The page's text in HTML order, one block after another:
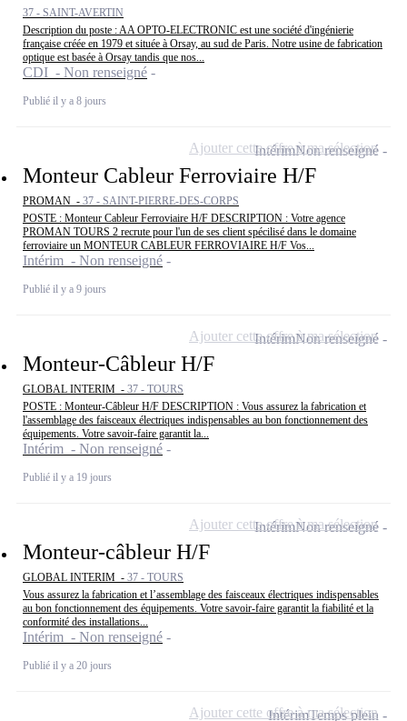
37 - SAINT-AVERTIN
Description du poste : AA OPTO-ELECTRONIC est une société d'ingénierie
française créée en 1979 et située à Orsay, au sud de Paris. Notre usine de fabrication
optique est basée à Orsay tandis que nos...
CDI - Non renseigné
Publié il y a 8 jours
Monteur Cableur Ferroviaire H/F
PROMAN - 37 - SAINT-PIERRE-DES-CORPS
POSTE : Monteur Cableur Ferroviaire H/F DESCRIPTION : Votre agence
PROMAN TOURS 2 recrute pour l'un de ses client spécilisé dans le domaine
ferroviaire un MONTEUR CABLEUR FERROVIAIRE H/F Vos...
Intérim - Non renseigné
Publié il y a 9 jours
IntérimNon renseigné
Ajouter cette offre à ma sélection
Monteur-Câbleur H/F
GLOBAL INTERIM - 37 - TOURS
POSTE : Monteur-Câbleur H/F DESCRIPTION : Vous assurez la fabrication et
l'assemblage des faisceaux électriques indispensables au bon fonctionnement des
équipements. Votre savoir-faire garantit la...
Intérim - Non renseigné
Publié il y a 19 jours
IntérimNon renseigné
Ajouter cette offre à ma sélection
Monteur-câbleur H/F
GLOBAL INTERIM - 37 - TOURS
Vous assurez la fabrication et l’assemblage des faisceaux électriques indispensables
au bon fonctionnement des équipements. Votre savoir-faire garantit la fiabilité et la
conformité des installations...
Intérim - Non renseigné
Publié il y a 20 jours
IntérimNon renseigné
Ajouter cette offre à ma sélection
IntérimTemps plein
Ajouter cette offre à ma sélection